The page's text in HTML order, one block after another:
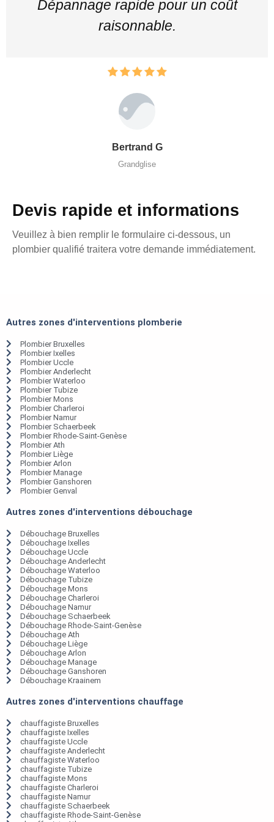
Dépannage rapide pour un coût
raisonnable.
Bertrand G
Grandglise
Devis rapide et informations
Veuillez à bien remplir le formulaire ci-dessous, un
plombier qualifié traitera votre demande immédiatement.
Autres zones d'interventions plomberie
Plombier Bruxelles
Plombier Ixelles
Plombier Uccle
Plombier Anderlecht
Plombier Waterloo
Plombier Tubize
Plombier Mons
Plombier Charleroi
Plombier Namur
Plombier Schaerbeek
Plombier Rhode-Saint-Genèse
Plombier Ath
Plombier Liège
Plombier Arlon
Plombier Manage
Plombier Ganshoren
Plombier Genval
Autres zones d'interventions débouchage
Débouchage Bruxelles
Débouchage Ixelles
Débouchage Uccle
Débouchage Anderlecht
Débouchage Waterloo
Débouchage Tubize
Débouchage Mons
Débouchage Charleroi
Débouchage Namur
Débouchage Schaerbeek
Débouchage Rhode-Saint-Genèse
Débouchage Ath
Débouchage Liège
Débouchage Arlon
Débouchage Manage
Débouchage Ganshoren
Débouchage Kraainem
Autres zones d'interventions chauffage
chauffagiste Bruxelles
chauffagiste Ixelles
chauffagiste Uccle
chauffagiste Anderlecht
chauffagiste Waterloo
chauffagiste Tubize
chauffagiste Mons
chauffagiste Charleroi
chauffagiste Namur
chauffagiste Schaerbeek
chauffagiste Rhode-Saint-Genèse